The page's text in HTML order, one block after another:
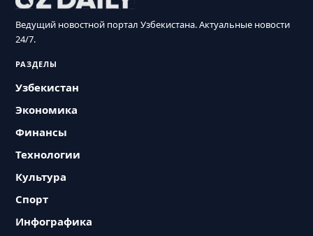
Ведущий новостной портал Узбекистана. Актуальные новости
24/7.
РАЗДЕЛЫ
Узбекистан
Экономика
Финансы
Технологии
Культура
Спорт
Инфографика